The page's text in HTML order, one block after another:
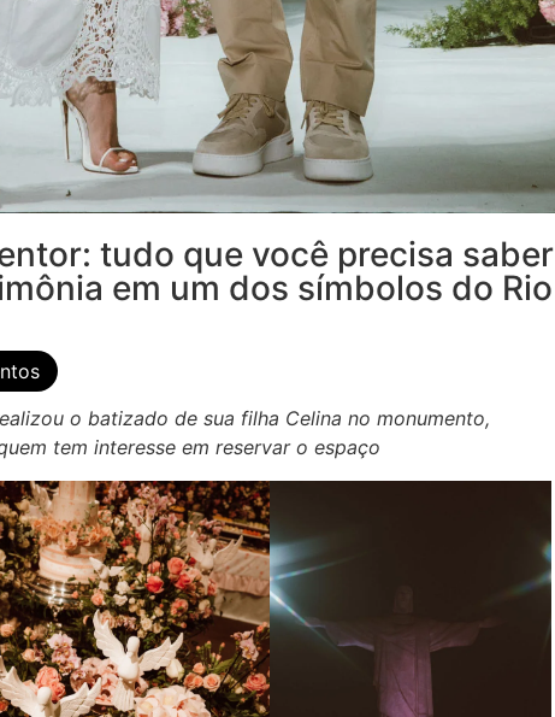
tudo que você precisa saber
em um dos símbolos do Rio
o batizado de sua filha Celina no monumento,
tem interesse em reservar o espaço